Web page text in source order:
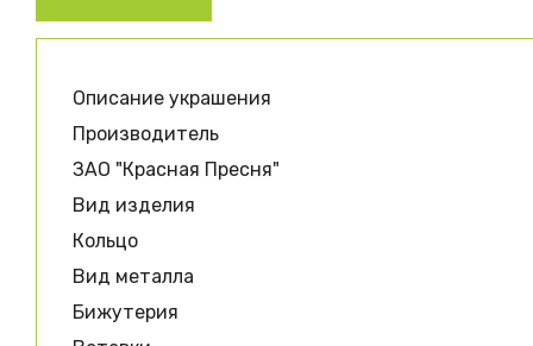
Описание украшения
Производитель
ЗАО "Красная Пресня"
Вид изделия
Кольцо
Вид металла
Бижутерия